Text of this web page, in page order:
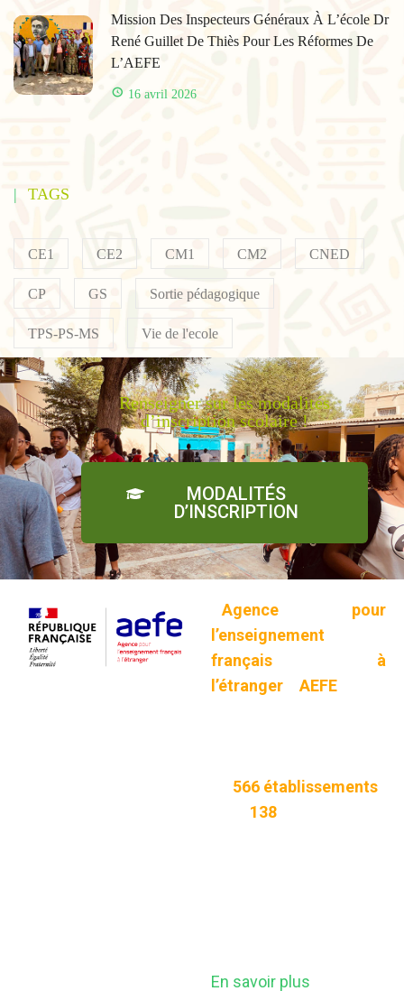
Mission Des Inspecteurs Généraux À L’école Dr
René Guillet De Thiès Pour Les Réformes De
L’AEFE
16 avril 2026
TAGS
CE1 CE2 CM1 CM2 CNED
CP GS Sortie pédagogique
TPS-PS-MS Vie de l'ecole
Renseigner sur les modalités
d’inscription scolaire !
MODALITÉS
D’INSCRIPTION
Agence pour
l’enseignement
français à
l’étranger
AEFE
566 établissements
138
En savoir plus